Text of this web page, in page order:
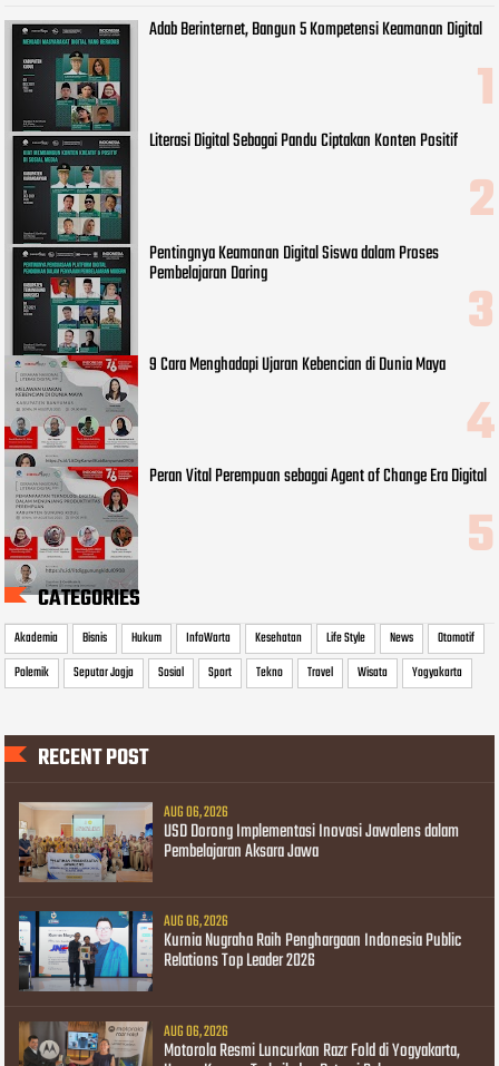
Adab Berinternet, Bangun 5 Kompetensi Keamanan Digital
Literasi Digital Sebagai Pandu Ciptakan Konten Positif
Pentingnya Keamanan Digital Siswa dalam Proses
Pembelajaran Daring
9 Cara Menghadapi Ujaran Kebencian di Dunia Maya
Peran Vital Perempuan sebagai Agent of Change Era Digital
CATEGORIES
Akademia Bisnis Hukum InfoWarta Kesehatan Life Style News
Otomotif
Polemik
Seputar Jogja Sosial Sport Tekno Travel Wisata Yogyakarta
RECENT POST
AUG 06, 2026
USD Dorong Implementasi Inovasi Jawalens dalam
Pembelajaran Aksara Jawa
AUG 06, 2026
Kurnia Nugraha Raih Penghargaan Indonesia Public
Relations Top Leader 2026
AUG 06, 2026
Motorola Resmi Luncurkan Razr Fold di Yogyakarta,